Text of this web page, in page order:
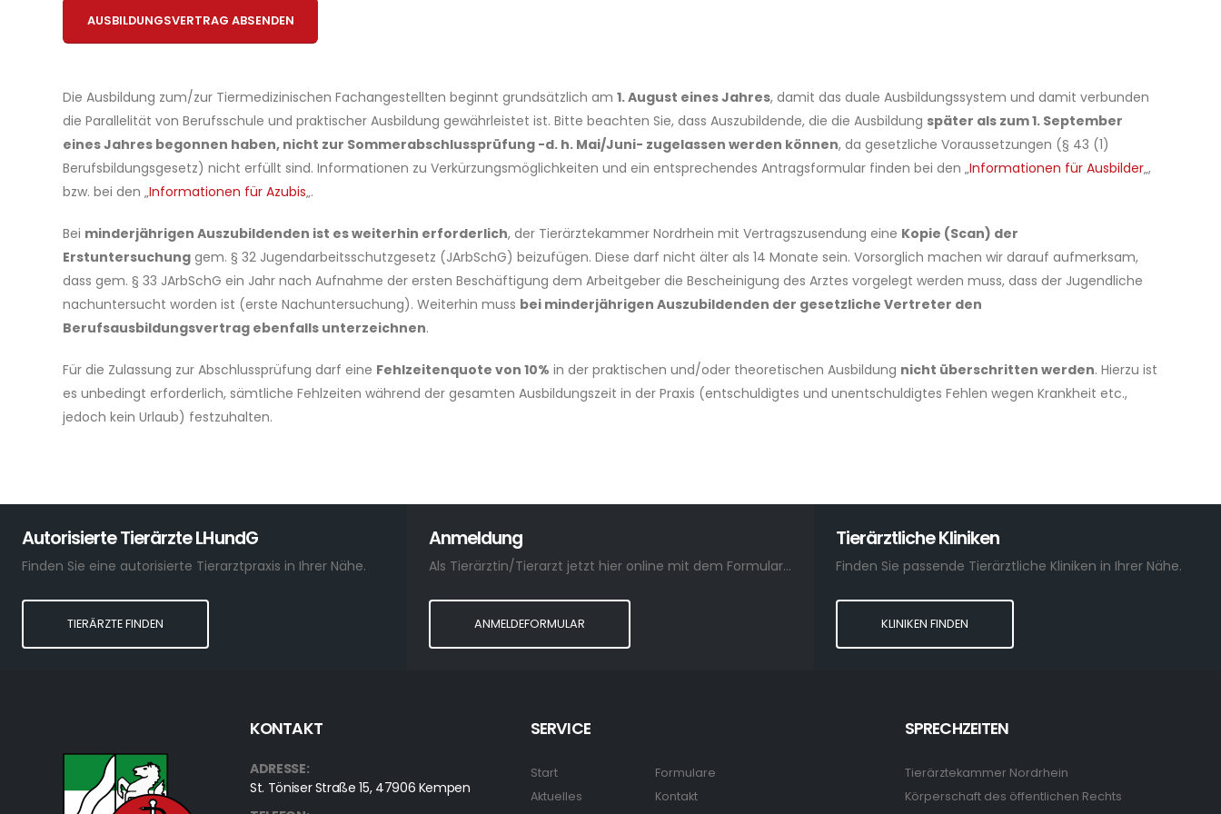
Bitte lasse dieses Feld leer.
Die Ausbildung zum/zur Tiermedizinischen Fachangestellten beginnt grundsätzlich am 1. August eines Jahres, damit das duale Ausbildungssystem und damit verbunden
die Parallelität von Berufsschule und praktischer Ausbildung gewährleistet ist. Bitte beachten Sie, dass Auszubildende, die die Ausbildung später als zum 1. September
eines Jahres begonnen haben, nicht zur Sommerabschlussprüfung -d. h. Mai/Juni- zugelassen werden können, da gesetzliche Voraussetzungen (§ 43 (1)
Berufsbildungsgesetz) nicht erfüllt sind. Informationen zu Verkürzungsmöglichkeiten und ein entsprechendes Antragsformular finden bei den „Informationen für Ausbilder„,
bzw. bei den „Informationen für Azubis„.
Bei minderjährigen Auszubildenden ist es weiterhin erforderlich, der Tierärztekammer Nordrhein mit Vertragszusendung eine Kopie (Scan) der
Erstuntersuchung gem. § 32 Jugendarbeitsschutzgesetz (JArbSchG) beizufügen. Diese darf nicht älter als 14 Monate sein. Vorsorglich machen wir darauf aufmerksam,
dass gem. § 33 JArbSchG ein Jahr nach Aufnahme der ersten Beschäftigung dem Arbeitgeber die Bescheinigung des Arztes vorgelegt werden muss, dass der Jugendliche
nachuntersucht worden ist (erste Nachuntersuchung). Weiterhin muss bei minderjährigen Auszubildenden der gesetzliche Vertreter den
Berufsausbildungsvertrag ebenfalls unterzeichnen.
Für die Zulassung zur Abschlussprüfung darf eine Fehlzeitenquote von 10% in der praktischen und/oder theoretischen Ausbildung nicht überschritten werden. Hierzu ist
es unbedingt erforderlich, sämtliche Fehlzeiten während der gesamten Ausbildungszeit in der Praxis (entschuldigtes und unentschuldigtes Fehlen wegen Krankheit etc.,
jedoch kein Urlaub) festzuhalten.
Autorisierte Tierärzte LHundG
Finden Sie eine autorisierte Tierarztpraxis in Ihrer Nähe.
TIERÄRZTE FINDEN
Anmeldung
Als Tierärztin/Tierarzt jetzt hier online mit dem Formular anmelden.
ANMELDEFORMULAR
Tierärztliche Kliniken
Finden Sie passende Tierärztliche Kliniken in Ihrer Nähe.
KLINIKEN FINDEN
KONTAKT
ADRESSE:
St. Töniser Straße 15, 47906 Kempen
SERVICE
Start
Aktuelles
Formulare
Kontakt
SPRECHZEITEN
Tierärztekammer Nordrhein
Körperschaft des öffentlichen Rechts